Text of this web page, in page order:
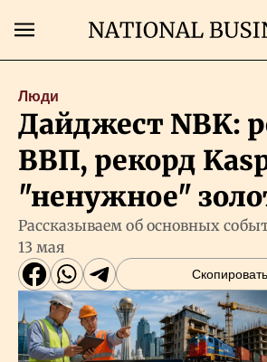
Главная
Экономика
Бизнес
Рынки
Технологии
Люди
Дайджест NBK:
ВВП, рекорд
"ненужное"
Рассказываем об основных
13 мая